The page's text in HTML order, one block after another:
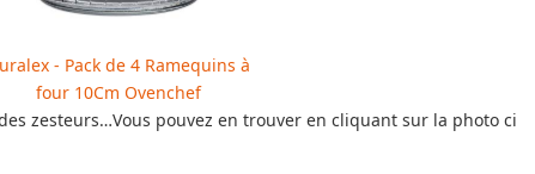
- Pack de 4 Ramequins à
four 10Cm Ovenchef
zesteurs…Vous pouvez en trouver en cliquant sur la photo ci